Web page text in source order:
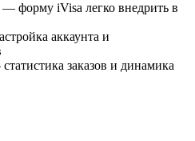
— форму iVisa легко внедрить в
аккаунта и
заказов и динамика